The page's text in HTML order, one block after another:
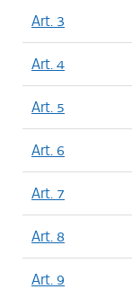
Art. 3
Art. 4
Art. 5
Art. 6
Art. 7
Art. 8
Art. 9